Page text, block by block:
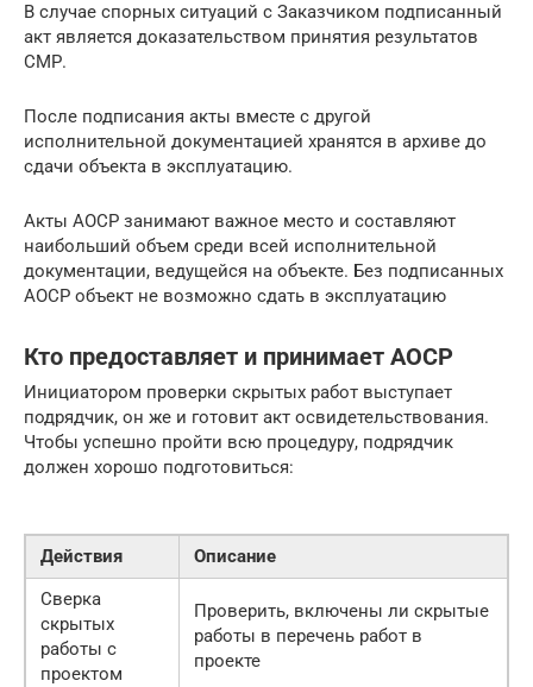
В случае спорных ситуаций с Заказчиком подписанный
акт является доказательством принятия результатов
СМР.
После подписания акты вместе с другой
исполнительной документацией хранятся в архиве до
сдачи объекта в эксплуатацию.
Акты АОСР занимают важное место и составляют
наибольший объем среди всей исполнительной
документации, ведущейся на объекте. Без подписанных
АОСР объект не возможно сдать в эксплуатацию
Кто предоставляет и принимает АОСР
Инициатором проверки скрытых работ выступает
подрядчик, он же и готовит акт освидетельствования.
Чтобы успешно пройти всю процедуру, подрядчик
должен хорошо подготовиться:
Действия
Описание
Сверка
скрытых
работы с
проектом
Проверить, включены ли скрытые
работы в перечень работ в
проекте